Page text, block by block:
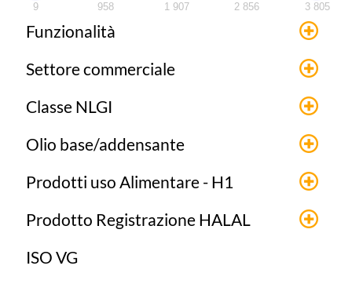
9 958 1 907 2 856 3 805
Funzionalità
Settore commerciale
Classe NLGI
Olio base/addensante
Prodotti uso Alimentare - H1
Prodotto Registrazione HALAL
ISO VG